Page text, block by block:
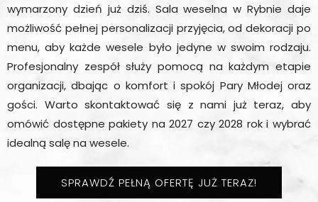
wymarzony dzień już dziś. Sala weselna w Rybnie daje
możliwość pełnej personalizacji przyjęcia, od dekoracji po
menu, aby każde wesele było jedyne w swoim rodzaju.
Profesjonalny zespół służy pomocą na każdym etapie
organizacji, dbając o komfort i spokój Pary Młodej oraz
gości. Warto skontaktować się z nami już teraz, aby
omówić dostępne pakiety na 2027 czy 2028 rok i wybrać
idealną salę na wesele.
SPRAWDŹ PEŁNĄ OFERTĘ JUŻ TERAZ!